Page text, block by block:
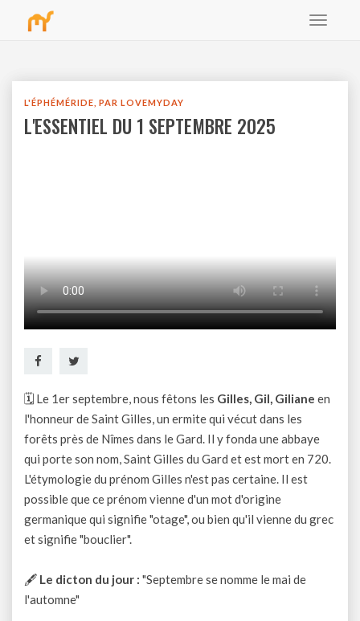
Toggle
L'ÉPHÉMÉRIDE, PAR LOVEMYDAY
L'ESSENTIEL DU 1 SEPTEMBRE 2025
🗓 Le 1er septembre, nous fêtons les Gilles, Gil, Giliane en
l'honneur de Saint Gilles, un ermite qui vécut dans les
forêts près de Nîmes dans le Gard. Il y fonda une abbaye
qui porte son nom, Saint Gilles du Gard et est mort en 720.
L'étymologie du prénom Gilles n'est pas certaine. Il est
possible que ce prénom vienne d'un mot d'origine
germanique qui signifie "otage", ou bien qu'il vienne du grec
et signifie "bouclier".
🖋 Le dicton du jour : "Septembre se nomme le mai de
l'automne"